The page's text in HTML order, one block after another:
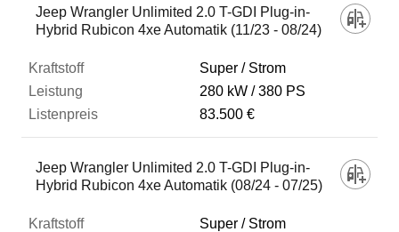
Jeep Wrangler Unlimited 2.0 T-GDI Plug-in-
Hybrid Rubicon 4xe Automatik (11/23 - 08/24)
Super / Strom
280 kW
380 PS
83.500 €
Jeep Wrangler Unlimited 2.0 T-GDI Plug-in-
Hybrid Rubicon 4xe Automatik (08/24 - 07/25)
Super / Strom